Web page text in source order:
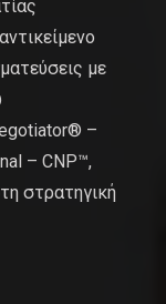
με
–
– CNP™,
στρατηγική